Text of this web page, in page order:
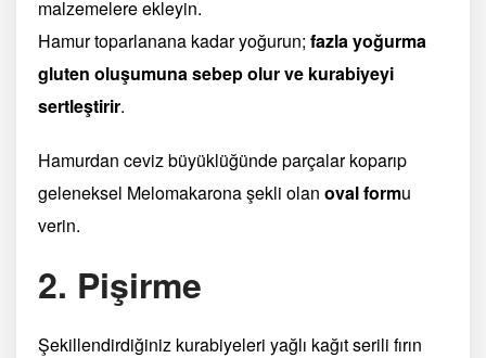
malzemelere ekleyin.
Hamur toparlanana kadar yoğurun; fazla yoğurma
gluten oluşumuna sebep olur ve kurabiyeyi
sertleştirir.
Hamurdan ceviz büyüklüğünde parçalar koparıp
geleneksel Melomakarona şekli olan oval formu
verin.
2. Pişirme
Şekillendirdiğiniz kurabiyeleri yağlı kağıt serili fırın